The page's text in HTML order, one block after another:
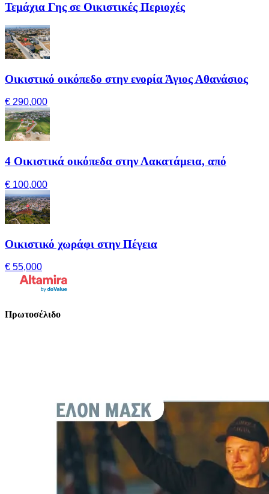
Τεμάχια Γης σε Οικιστικές Περιοχές
Οικιστικό οικόπεδο στην ενορία Άγιος Αθανάσιος
€ 290,000
4 Οικιστικά οικόπεδα στην Λακατάμεια, από
€ 100,000
Οικιστικό χωράφι στην Πέγεια
€ 55,000
Πρωτοσέλιδο